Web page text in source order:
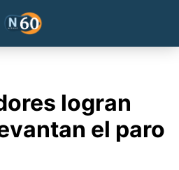
logran
el paro